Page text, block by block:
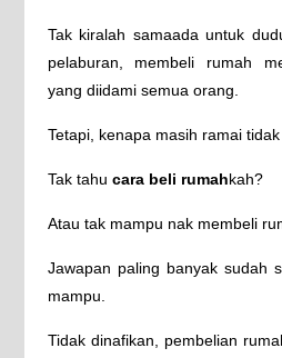
Tak kiralah samaada untuk
pelaburan, membeli rumah
yang diidami semua orang.
Tetapi, kenapa masih ramai
Tak tahu cara beli rumahkah?
Atau tak mampu nak membeli
Jawapan paling banyak sudah
mampu.
Tidak dinafikan, pembelian